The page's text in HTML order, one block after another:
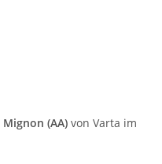
Mignon (AA) von Varta im